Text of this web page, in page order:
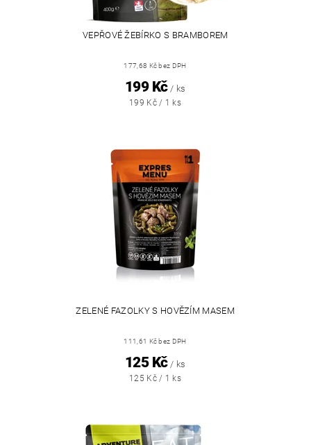
VEPŘOVÉ ŽEBÍRKO S BRAMBOREM
177,68 Kč bez DPH
199 Kč / ks
199 Kč / 1 ks
ZELENÉ FAZOLKY S HOVĚZÍM MASEM
111,61 Kč bez DPH
125 Kč / ks
125 Kč / 1 ks